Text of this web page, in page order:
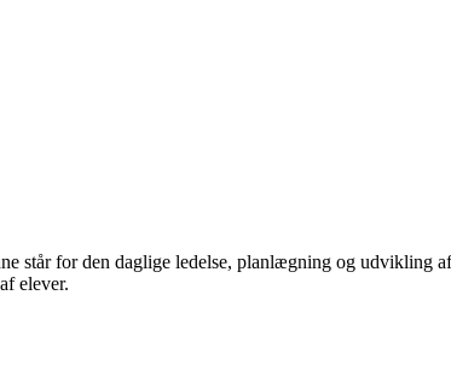
står for den daglige ledelse, planlægning og udvikling
elever.